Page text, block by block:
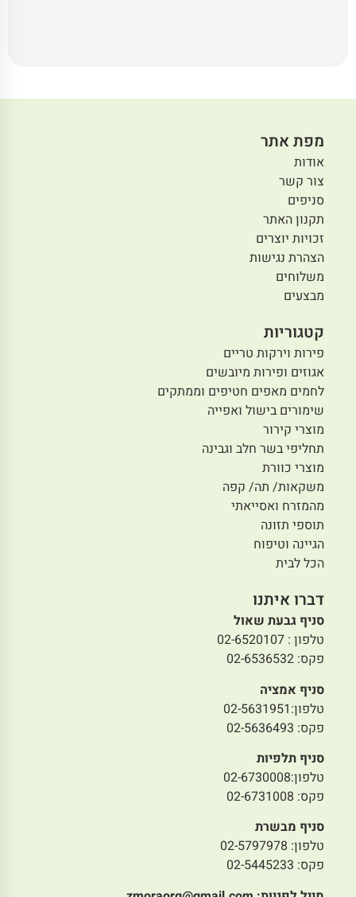
מפת אתר
אודות
צור קשר
סניפים
תקנון האתר
זכויות יוצרים
הצהרת נגישות
משלוחים
מבצעים
קטגוריות
פירות וירקות טריים
אגוזים ופירות מיובשים
לחמים מאפים חטיפים וממתקים
שימורים בישול ואפייה
מוצרי קירור
תחליפי בשר חלב וגבינה
מוצרי כוורת
משקאות/ תה/ קפה
מהמזרח ואסייאתי
תוספי תזונה
הגיינה וטיפוח
הכל לבית
דברו איתנו
סניף גבעת שאול
טלפון : 02-6520107
פקס: 02-6536532
סניף אמציה
טלפון:02-5631951
פקס: 02-5636493
סניף תלפיות
טלפון:02-6730008
פקס: 02-6731008
סניף מבשרת
טלפון: 02-5797978
פקס: 02-5445233